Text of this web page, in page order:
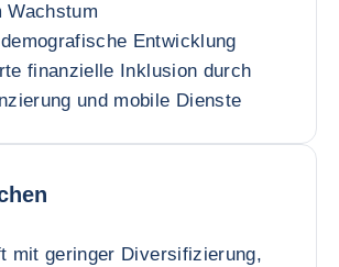
Wachstum
Entwicklung
finanzielle Inklusion durch
und mobile Dienste
mit geringer Diversifizierung,